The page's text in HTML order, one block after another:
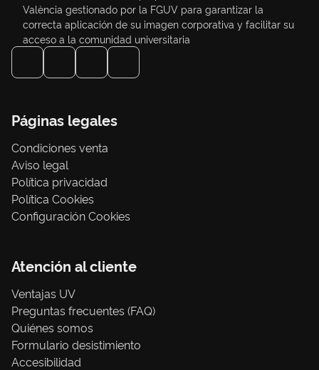
València gestionado por la FGUV para garantizar la
correcta aplicación de su imagen corporativa y facilitar su
acceso a la comunidad universitaria
Páginas legales
Condiciones venta
Aviso legal
Política privacidad
Política Cookies
Configuración Cookies
Atención al cliente
Ventajas UV
Preguntas frecuentes (FAQ)
Quiénes somos
Formulario desistimiento
Accesibilidad